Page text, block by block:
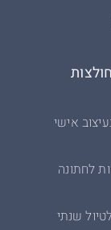
אישי
לחתונה
שנתי